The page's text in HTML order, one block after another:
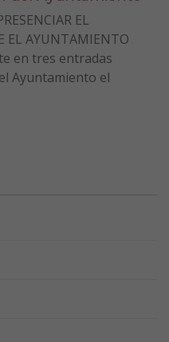
EL
EL AYUNTAMIENTO
en tres entradas
Ayuntamiento el